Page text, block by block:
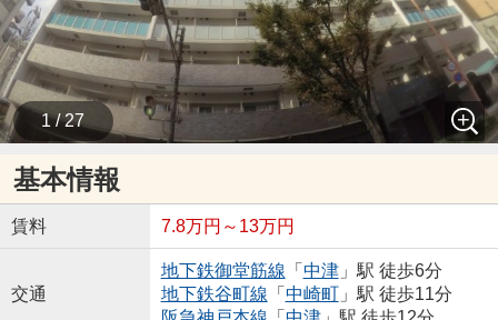
1 / 27
基本情報
賃料 7.8万円～13万円
交通
地下鉄御堂筋線 「 中津」駅 徒歩6分
地下鉄谷町線 「 中崎町」駅 徒歩11分